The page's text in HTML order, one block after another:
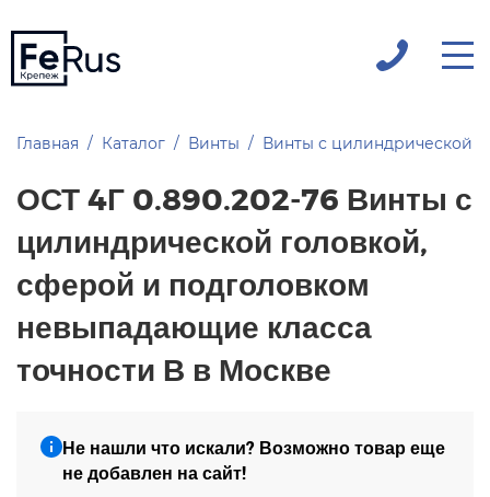
Главная Каталог Винты Винты с цилиндрической
ОСТ 4Г 0.890.202-76 Винты с
цилиндрической головкой,
сферой и подголовком
невыпадающие класса
точности В в Москве
Не нашли что искали? Возможно товар еще
не добавлен на сайт!